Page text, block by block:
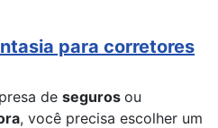
para corretores
de seguros ou
, você precisa escolher um